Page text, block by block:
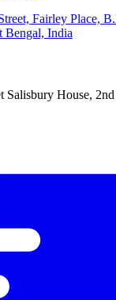
Salisbury House,